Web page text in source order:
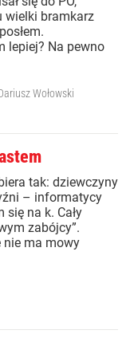
wielki bramkarz
lepiej? Na pewno
Wołowski
tak: dziewczyny
– informatycy
na k. Cały
zabójcy”.
nie ma mowy